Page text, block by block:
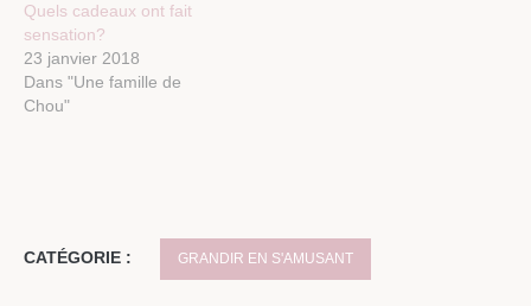
Quels cadeaux ont fait
sensation?
23 janvier 2018
Dans "Une famille de
Chou"
CATÉGORIE : GRANDIR EN S'AMUSANT